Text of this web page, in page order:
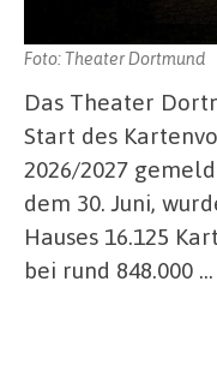
Foto: Theater Dortmund
Das Theater
Start des
2026/2027
dem 30. Juni,
Hauses 16.125
bei rund 848.000 …